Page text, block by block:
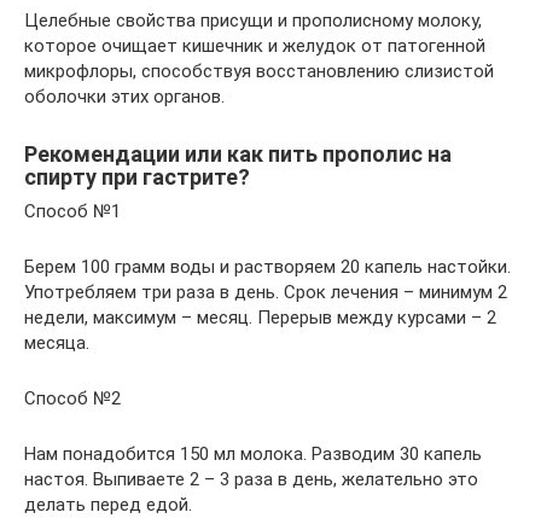
Целебные свойства присущи и прополисному молоку,
которое очищает кишечник и желудок от патогенной
микрофлоры, способствуя восстановлению слизистой
оболочки этих органов.
Рекомендации или как пить прополис на
спирту при гастрите?
Способ №1
Берем 100 грамм воды и растворяем 20 капель настойки.
Употребляем три раза в день. Срок лечения – минимум 2
недели, максимум – месяц. Перерыв между курсами – 2
месяца.
Способ №2
Нам понадобится 150 мл молока. Разводим 30 капель
настоя. Выпиваете 2 – 3 раза в день, желательно это
делать перед едой.